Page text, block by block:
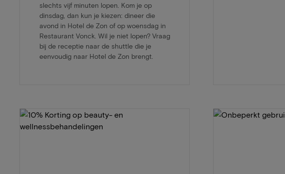
slechts vijf minuten lopen. Kom je op
dinsdag, dan kun je kiezen: dineer die
avond in Hotel de Zon of op woensdag in
Restaurant Vonck. Wil je niet lopen? Vraag
bij de receptie naar de shuttle die je
eenvoudig naar Hotel de Zon brengt.